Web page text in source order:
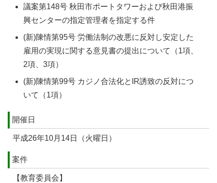
議案第148号 秋田市ポートタワーおよび秋田港振
興センターの指定管理者を指定する件
(新)陳情第95号 労働法制の改悪に反対し安定した
雇用の実現に関する意見書の提出について（1項、
2項、3項）
(新)陳情第99号 カジノ合法化とIR誘致の反対につ
いて（1項）
開催日
平成26年10月14日（火曜日）
案件
【教育委員会】